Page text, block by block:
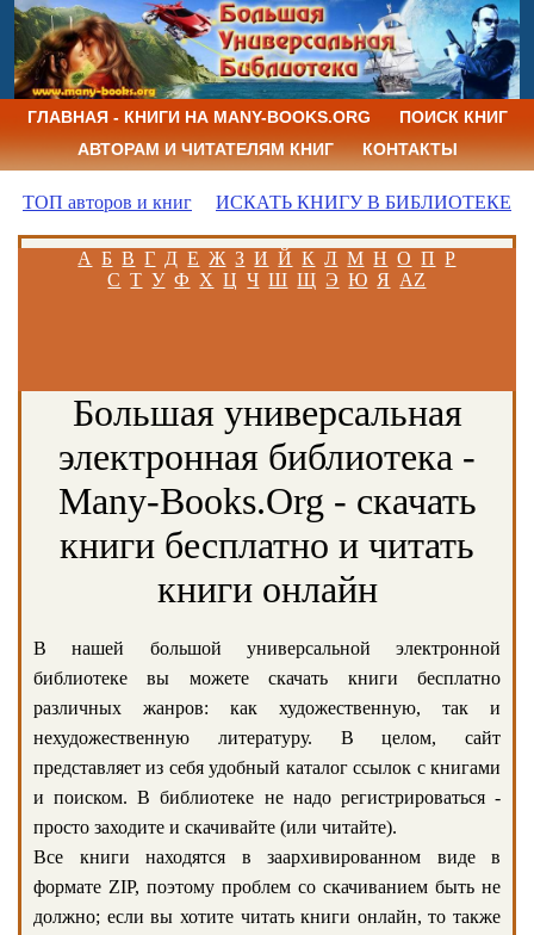
ГЛАВНАЯ - КНИГИ НА MANY-BOOKS.ORG
ПОИСК КНИГ
АВТОРАМ И ЧИТАТЕЛЯМ КНИГ
КОНТАКТЫ
ТОП авторов и книг ИСКАТЬ КНИГУ В БИБЛИОТЕКЕ
А Б В Г Д Е Ж З И Й К Л М Н О П Р
С Т У Ф Х Ц Ч Ш Щ Э Ю Я AZ
Большая универсальная
электронная библиотека -
Many-Books.Org - скачать
книги бесплатно и читать
книги онлайн
В нашей большой универсальной электронной
библиотеке вы можете скачать книги бесплатно
различных жанров: как художественную, так и
нехудожественную литературу. В целом, сайт
представляет из себя удобный каталог ссылок с книгами
и поиском. В библиотеке не надо регистрироваться -
просто заходите и скачивайте (или читайте).
Все книги находятся в заархивированном виде в
формате ZIP, поэтому проблем со скачиванием быть не
должно; если вы хотите читать книги онлайн, то также